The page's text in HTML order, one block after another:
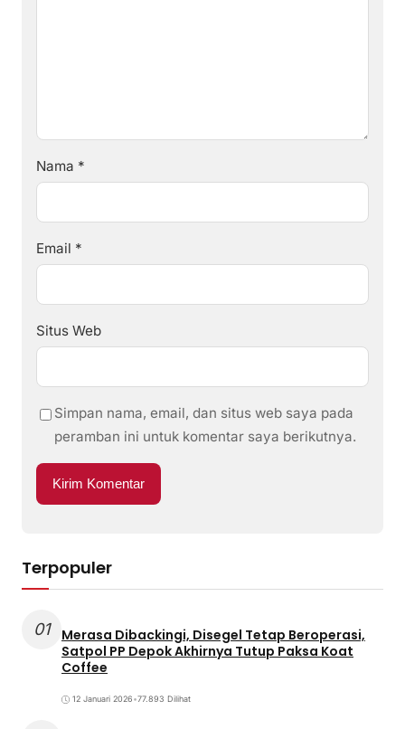
Nama *
Email *
Situs Web
Simpan nama, email, dan situs web saya pada
peramban ini untuk komentar saya berikutnya.
Terpopuler
01
Merasa Dibackingi, Disegel Tetap Beroperasi,
Satpol PP Depok Akhirnya Tutup Paksa Koat
Coffee
12 Januari 2026•77.893 Dilihat